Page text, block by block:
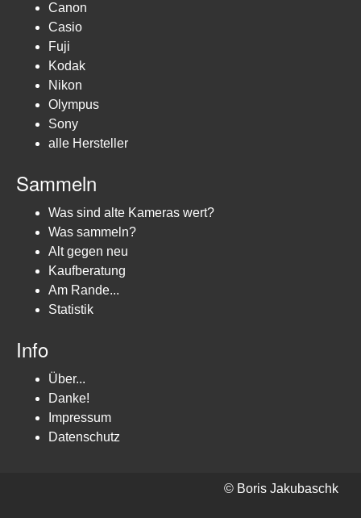
Canon
Casio
Fuji
Kodak
Nikon
Olympus
Sony
alle Hersteller
Sammeln
Was sind alte Kameras wert?
Was sammeln?
Alt gegen neu
Kaufberatung
Am Rande...
Statistik
Info
Über...
Danke!
Impressum
Datenschutz
© Boris Jakubaschk